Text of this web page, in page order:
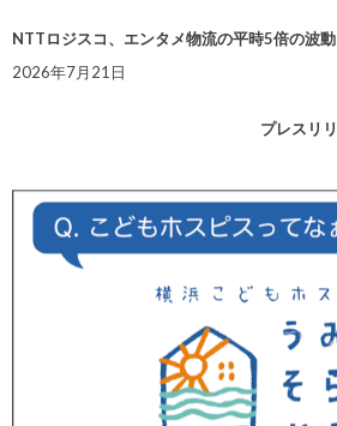
NTTロジスコ、エンタメ物流の平時5倍の波
2026年7月21日
プレスリ